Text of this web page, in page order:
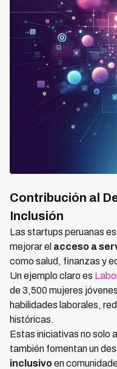
Contribución al
Inclusión
Las startups peruanas
mejorar el acceso a
como salud, finanzas y
Un ejemplo claro es
de 3,500 mujeres
habilidades laborales,
históricas.
Estas iniciativas no solo
también fomentan un
inclusivoen